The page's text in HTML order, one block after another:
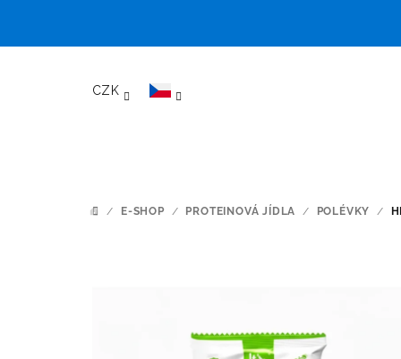
CZK
DOMŮ
/ E-SHOP / PROTEINOVÁ JÍDLA / POLÉVKY /